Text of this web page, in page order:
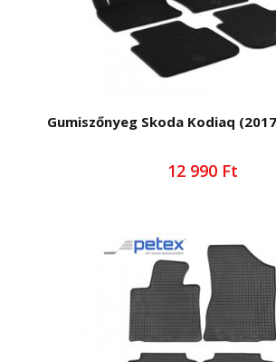
Gumiszőnyeg Skoda Kodiaq
12 990 Ft